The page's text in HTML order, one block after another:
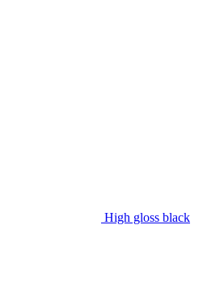
High gloss black